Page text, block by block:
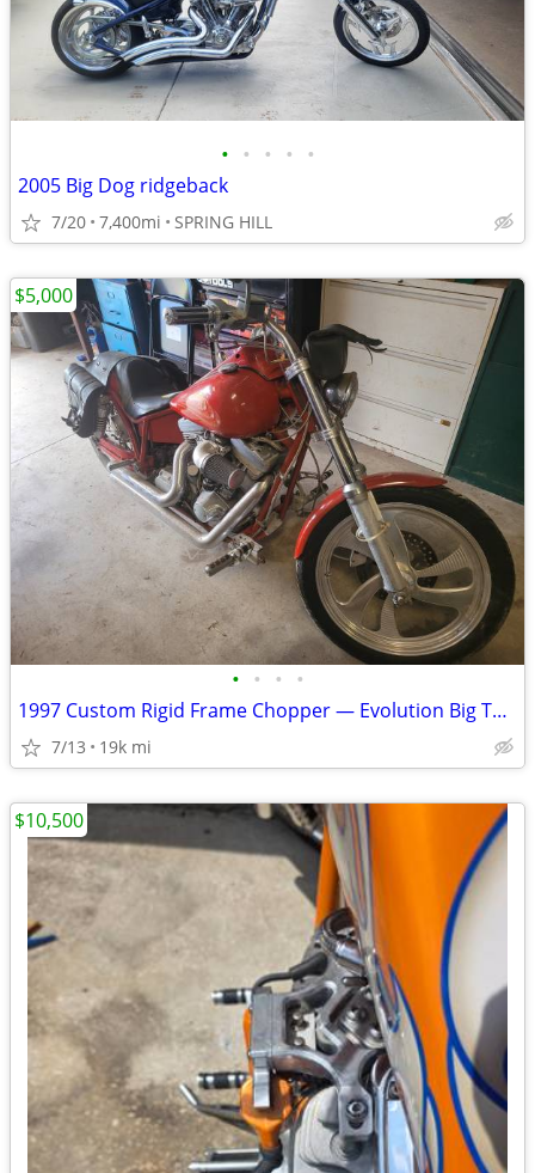
• • • • •
2005 Big Dog ridgeback
7/20 7,400mi SPRING HILL
• • • •
1997 Custom Rigid Frame Chopper — Evolution Big Twin, Delkron Cases —
7/13 19k mi
$5,000
$10,500